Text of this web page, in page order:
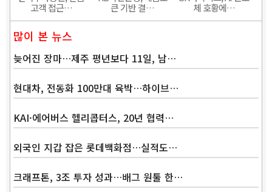
고객 접근…
큰 기반 결…
체 호황에…
많이 본 뉴스
늦어진 장마…제주 평년보다 11일, 남…
현대차, 전동화 100만대 육박…하이브…
KAI·에어버스 헬리콥터스, 20년 협력…
외국인 지갑 잡은 롯데백화점…실적도…
크래프톤, 3조 투자 성과…배그 원툴 한…